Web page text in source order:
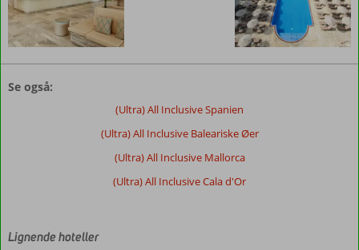
skrevet
Fido
Tucan
Se også:
(Ultra) All Inclusive Spanien
(Ultra) All Inclusive Baleariske Øer
(Ultra) All Inclusive Mallorca
(Ultra) All Inclusive Cala d'Or
Lignende hoteller